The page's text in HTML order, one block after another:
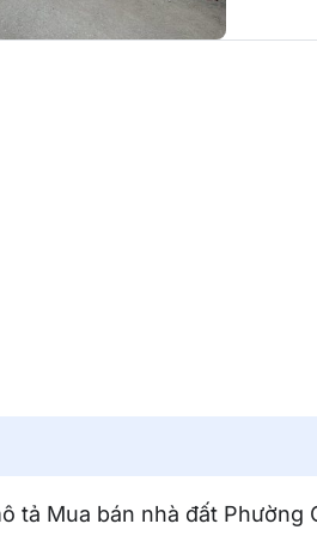
tả Mua bán nhà đất Phường